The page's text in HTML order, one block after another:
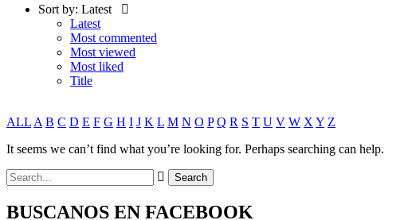
Sort by: Latest
Latest
Most commented
Most viewed
Most liked
Title
ALL A B C D E F G H I J K L M N O P Q R S T U V W X Y Z
It seems we can’t find what you’re looking for. Perhaps searching can help.
BUSCANOS EN FACEBOOK